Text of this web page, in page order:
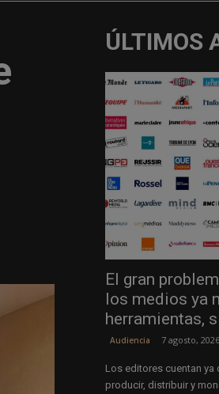
ÚLTIMOS
El gran
los medios ya
herramientas,
Audiencia 7 agosto, 2026
Los editores cuentan
producir, distribuir y